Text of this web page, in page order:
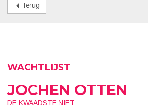
Terug
WACHTLIJST
JOCHEN OTTEN
DE KWAADSTE NIET